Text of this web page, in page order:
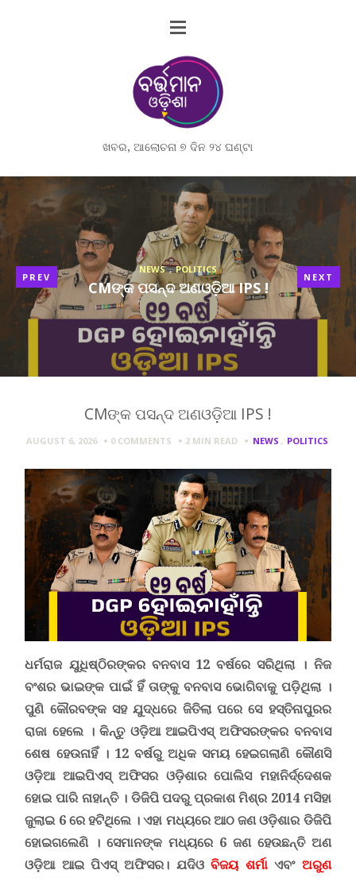
ଖବର, ଆଲୋଚନା ୭ ଦିନ ୨୪ ଘଣ୍ଟା
NEWS,POLITICS
CMଙ୍କ ପସନ୍ଦ ଅଣଓଡ଼ିଆ IPS !
PREV NEXT
CMଙ୍କ ପସନ୍ଦ ଅଣଓଡ଼ିଆ IPS !
AUGUST 6, 2026 0 COMMENTS 2 MIN READ NEWS , POLITICS
ଧର୍ମରାଜ ଯୁଧିଷ୍ଠିରଙ୍କର ବନବାସ 12 ବର୍ଷରେ ସରିଥିଲା । ନିଜ
ବଂଶର ଭାଇଙ୍କ ପାଇଁ ହିଁ ତାଙ୍କୁ ବନବାସ ଭୋଗିବାକୁ ପଡ଼ିଥିଲା ।
ପୁଣି କୌରବଙ୍କ ସହ ଯୁଦ୍ଧରେ ଜିତିଲା ପରେ ସେ ହସ୍ତିନାପୁରର
ରାଜା ହେଲେ। କିନ୍ତୁ ଓଡ଼ିଆ ଆଇପିଏସ୍ ଅଫିସରଙ୍କର ବନବାସ
ଶେଷ ହେଉନାହିଁ । 12 ବର୍ଷରୁ ଅଧିକ ସମୟ ହେଇଗଲାଣି କୌଣସି
ଓଡ଼ିଆ ଆଇପିଏସ୍ ଅଫିସର ଓଡ଼ିଶାର ପୋଲିସ ମହାନିର୍ଦ୍ଦେଶକ
ହୋଇ ପାରି ନାହାନ୍ତି । ଡିଜିପି ପଦରୁ ପ୍ରକାଶ ମିଶ୍ର 2014 ମସିହା
ଜୁଲାଇ 6 ରେ ହଟିଥିଲେ । ଏହା ମଧ୍ୟରେ ଆଠ ଜଣ ଓଡ଼ିଶାର ଡିଜିପି
ହୋଇଗଲେଣି । ସେମାନଙ୍କ ମଧ୍ୟରେ 6 ଜଣ ହେଉଛନ୍ତି ଅଣ
ଓଡ଼ିଆ ଆଇ ପିଏସ୍ ଅଫିସର।ଯଦିଓବିଜୟ ଶର୍ମାଏବଂ ଅରୁଣ